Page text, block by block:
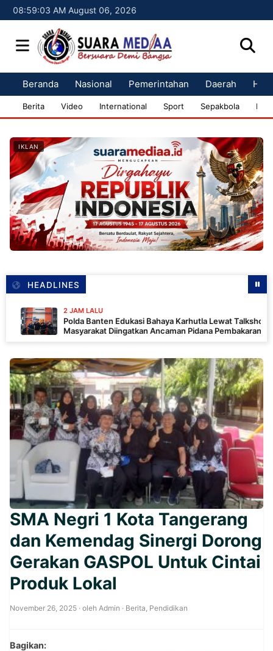
08:59:04 AM August 06, 2026
Beranda Nasional Pemerintahan Daerah
Berita Video International Sport Sepakbola
IKLAN
HEADLINES
2 JAM LALU
Polda Banten Edukasi Bahaya Karhutla Lewat Talkshow RRI,
Masyarakat Diingatkan Ancaman Pidana Pembakaran Lahan
SMA Negri 1 Kota Tangerang
dan Kemendag Sinergi Dorong
Gerakan GASPOL Untuk Cintai
Produk Lokal
November 26, 2025 · oleh Admin · Berita, Pendidikan
Bagikan: